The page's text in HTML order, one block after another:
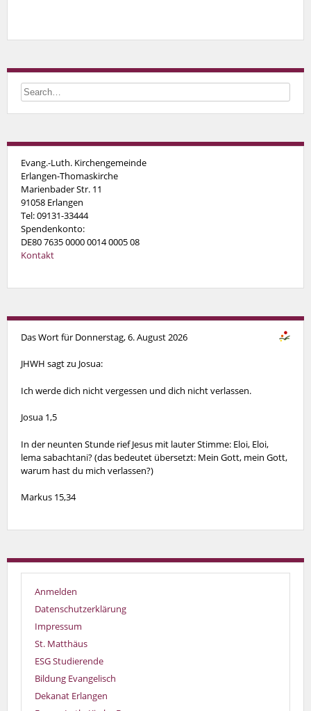
Evang.-Luth. Kirchengemeinde
Erlangen-Thomaskirche
Marienbader Str. 11
91058 Erlangen
Tel: 09131-33444
Spendenkonto:
DE80 7635 0000 0014 0005 08
Kontakt
Das Wort für Donnerstag, 6. August 2026
JHWH sagt zu Josua:
Ich werde dich nicht vergessen und dich nicht verlassen.
Josua 1,5
In der neunten Stunde rief Jesus mit lauter Stimme: Eloi, Eloi,
lema sabachtani? (das bedeutet übersetzt: Mein Gott, mein Gott,
warum hast du mich verlassen?)
Markus 15,34
Anmelden
Datenschutzerklärung
Impressum
St. Matthäus
ESG Studierende
Bildung Evangelisch
Dekanat Erlangen